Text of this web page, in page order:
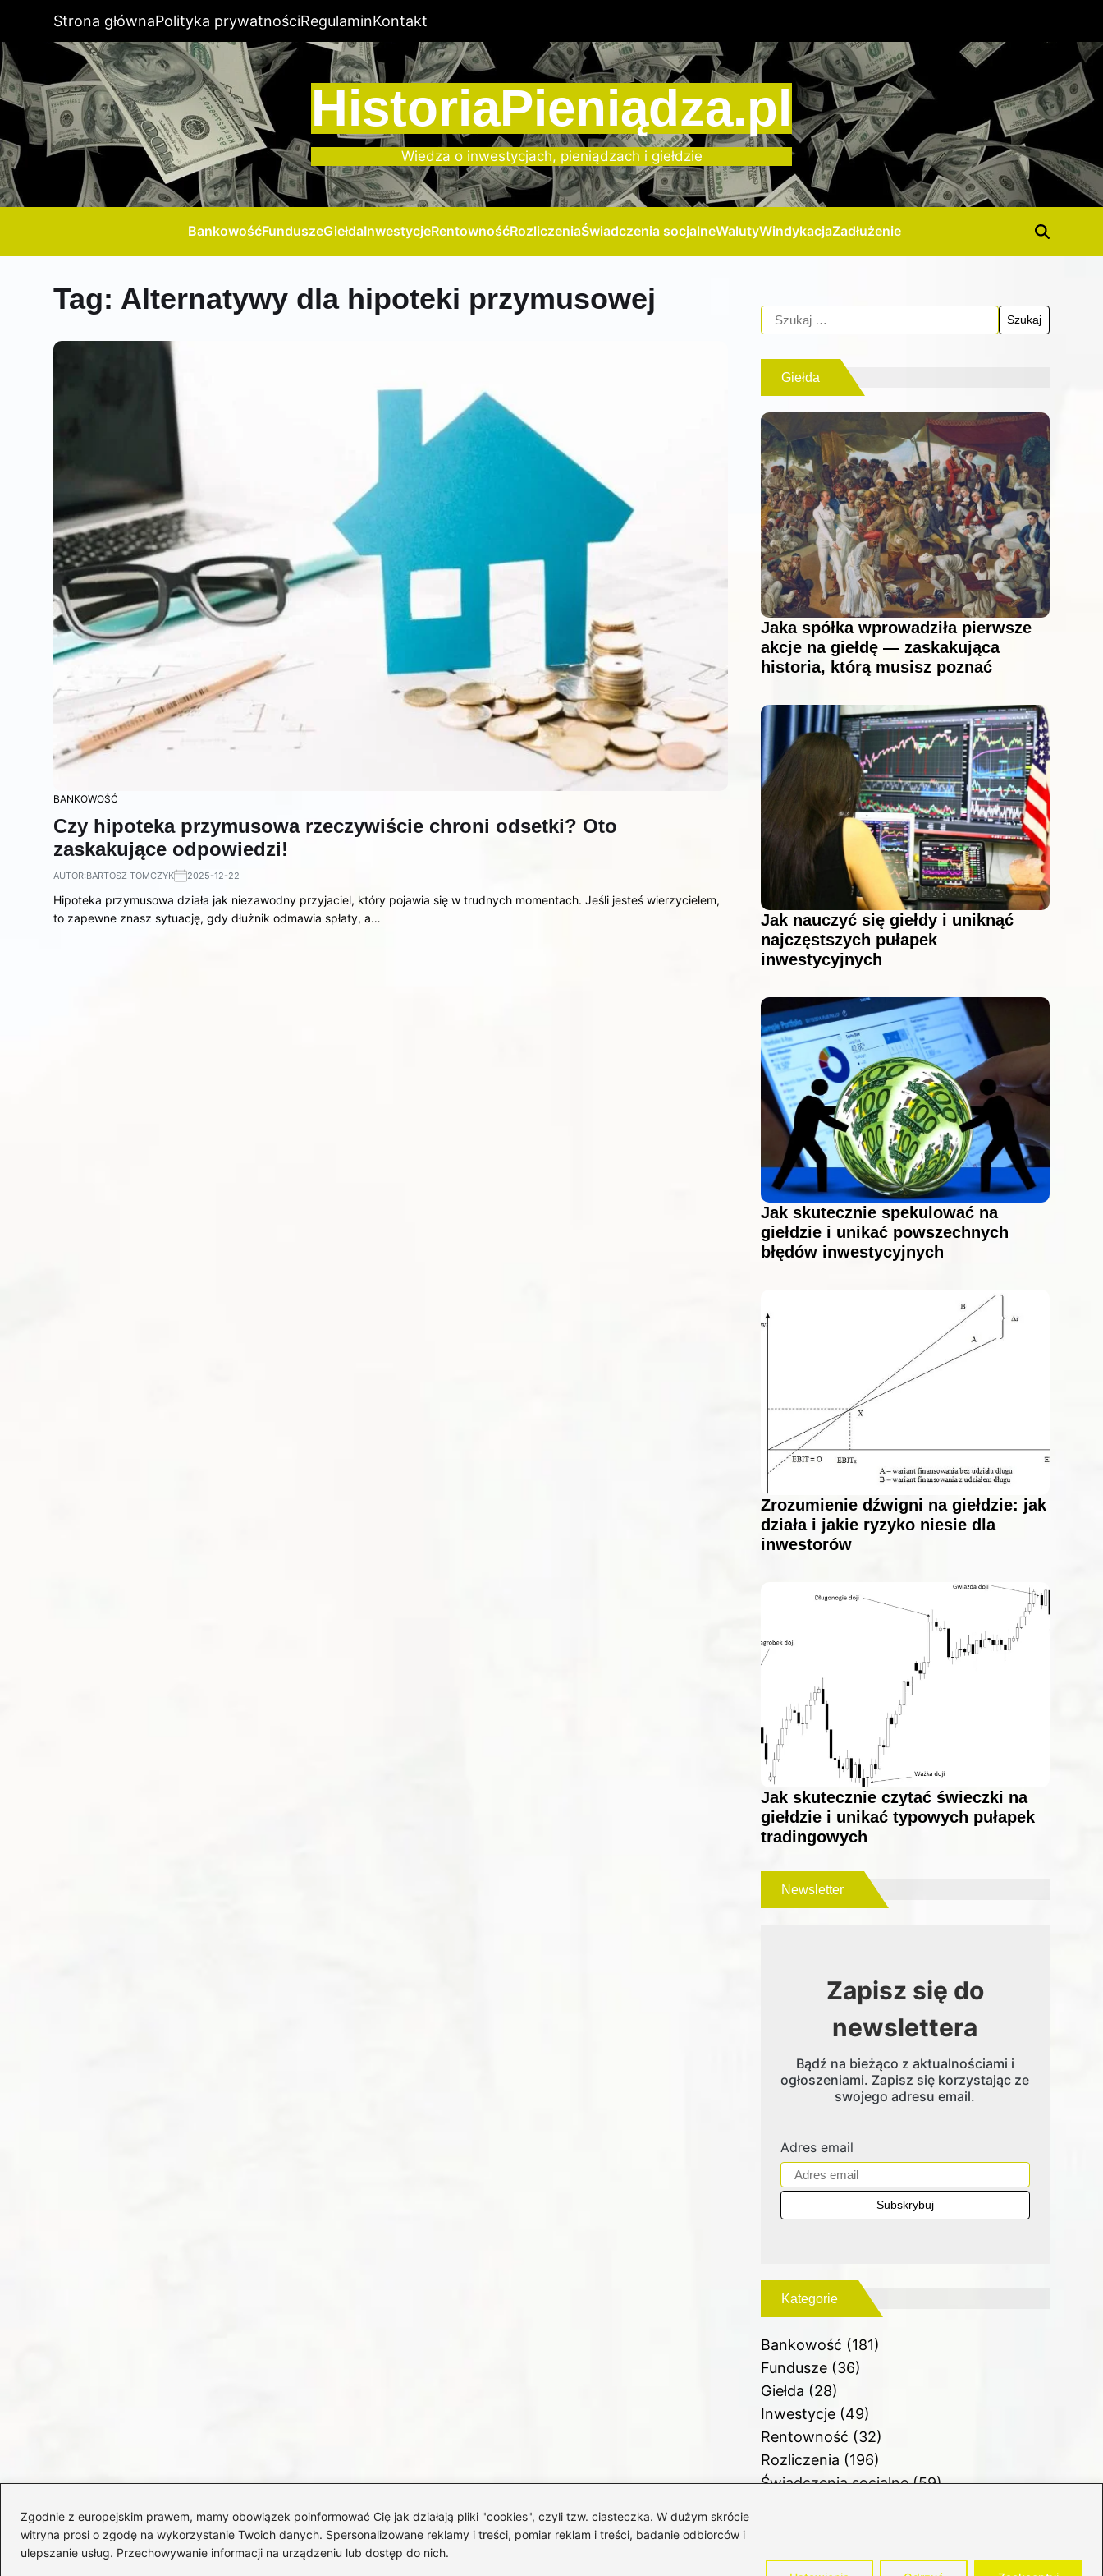
Zgodnie z europejskim prawem, mamy obowiązek poinformować Cię jak działają pliki "cookies", czyli tzw. ciasteczka. W dużym skrócie
witryna prosi o zgodę na wykorzystanie Twoich danych. Spersonalizowane reklamy i treści, pomiar reklam i treści, badanie odbiorców i
ulepszanie usług. Przechowywanie informacji na urządzeniu lub dostęp do nich.
Strona głównaPolityka prywatnościRegulaminKontakt
HistoriaPieniądza.pl
Wiedza o inwestycjach, pieniądzach i giełdzie
BankowośćFunduszeGiełdaInwestycjeRentownośćRozliczeniaŚwiadczenia socjalneWalutyWindykacjaZadłużenie
Tag: Alternatywy dla hipoteki przymusowej
BANKOWOŚĆ
Czy hipoteka przymusowa rzeczywiście chroni odsetki? Oto
zaskakujące odpowiedzi!
AUTOR:BARTOSZ TOMCZYK 2025-12-22
Hipoteka przymusowa działa jak niezawodny przyjaciel, który pojawia się w trudnych momentach. Jeśli jesteś wierzycielem,
to zapewne znasz sytuację, gdy dłużnik odmawia spłaty, a…
Giełda
Jaka spółka wprowadziła pierwsze
akcje na giełdę — zaskakująca
historia, którą musisz poznać
Jak nauczyć się giełdy i uniknąć
najczęstszych pułapek
inwestycyjnych
Jak skutecznie spekulować na
giełdzie i unikać powszechnych
błędów inwestycyjnych
Zrozumienie dźwigni na giełdzie: jak
działa i jakie ryzyko niesie dla
inwestorów
Jak skutecznie czytać świeczki na
giełdzie i unikać typowych pułapek
tradingowych
Newsletter
Zapisz się do
newslettera
Bądź na bieżąco z aktualnościami i
ogłoszeniami. Zapisz się korzystając ze
swojego adresu email.
Adres email
Kategorie
Bankowość (181)
Fundusze(36)
Giełda (28)
Inwestycje(49)
Rentowność (32)
Rozliczenia (196)
Świadczenia socjalne(59)